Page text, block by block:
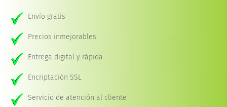
Envío gratis
Precios inmejorables
Entrega digital y rápida
Encriptación SSL
Servicio de atención al cliente